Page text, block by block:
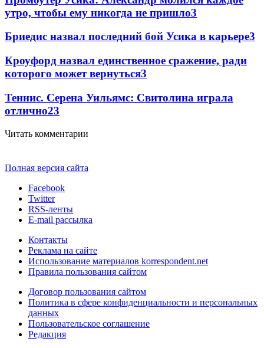
утро, чтобы ему никогда не пришло3
Бриедис назвал последний бой Усика в карьере3
Кроуфорд назвал единственное сражение, ради
которого может вернуться3
Теннис. Серена Уильямс: Свитолина играла
отлично23
Читать комментарии
Полная версия сайта
Facebook
Twitter
RSS-ленты
E-mail рассылка
Контакты
Реклама на сайте
Использование материалов korrespondent.net
Правила пользования сайтом
Договор пользования сайтом
Политика в сфере конфиденциальности и персональных
данных
Пользовательское соглашение
Редакция